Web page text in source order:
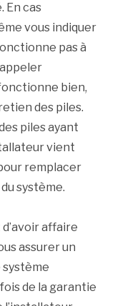
En cas
vous indiquer
pas à
bien,
des piles.
piles ayant
vient
remplacer
système.
affaire
assurer un
de la garantie